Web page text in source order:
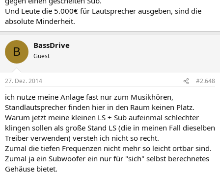
Und Leute die 5.000€ für Lautsprecher ausgeben, sind die
absolute Minderheit.
B BassDrive
Guest
27. Dez. 2014 #2.648
ich nutze meine Anlage fast nur zum Musikhören,
Standlautsprecher finden hier in den Raum keinen Platz.
Warum jetzt meine kleinen LS + Sub aufeinmal schlechter
klingen sollen als große Stand LS (die in meinen Fall dieselben
Treiber verwenden) versteh ich nicht so recht.
Zumal die tiefen Frequenzen nicht mehr so leicht ortbar sind.
Zumal ja ein Subwoofer ein nur für "sich" selbst berechnetes
Gehäuse bietet.